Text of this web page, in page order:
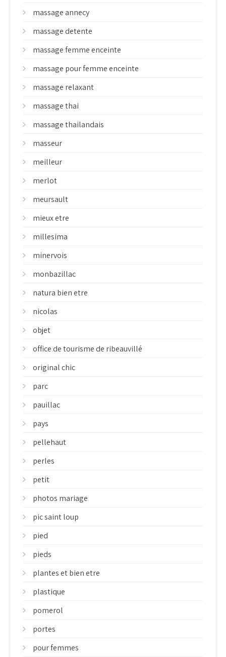
massage annecy
massage detente
massage femme enceinte
massage pour femme enceinte
massage relaxant
massage thai
massage thailandais
masseur
meilleur
merlot
meursault
mieux etre
millesima
minervois
monbazillac
natura bien etre
nicolas
objet
office de tourisme de ribeauvillé
original chic
parc
pauillac
pays
pellehaut
perles
petit
photos mariage
pic saint loup
pied
pieds
plantes et bien etre
plastique
pomerol
portes
pour femmes